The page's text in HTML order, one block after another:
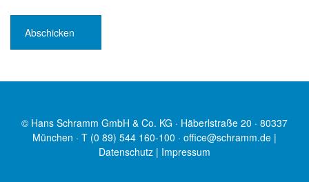
© Hans Schramm GmbH & Co. KG · Häberlstraße 20 · 80337
München · T (0 89) 544 160-100 · office@schramm.de |
Datenschutz | Impressum